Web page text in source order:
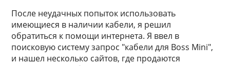
После неудачных попыток использовать
имеющиеся в наличии кабели, я решил
обратиться к помощи интернета. Я ввел в
поисковую систему запрос "кабели для Boss Mini",
и нашел несколько сайтов, где продаются